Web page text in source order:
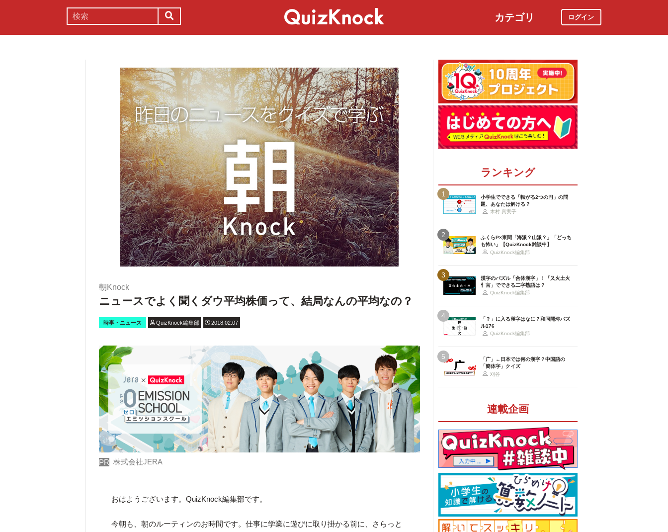
カテゴリ ログイン
朝Knock
ニュースでよく聞くダウ平均株価って、結局なんの平均なの？
時事・ニュース QuizKnock編集部 2018.02.07
PR 株式会社JERA
おはようございます。QuizKnock編集部です。
今朝も、朝のルーティンのお時間です。仕事に学業に遊びに取り掛かる前に、さらっと
ランキング
1
小学生でできる「転がる2つの円」の問
題、あなたは解ける？
木村 真実子
2
ふくらP×東問「海派？山派？」「どっち
も怖い」【QuizKnock雑談中】
QuizKnock編集部
3
漢字のパズル「合体漢字」！「又火土火
忄言」でできる二字熟語は？
QuizKnock編集部
4
「？」に入る漢字はなに？和同開珎パズ
ル176
QuizKnock編集部
5
「广」←日本では何の漢字？中国語の
「簡体字」クイズ
刈谷
連載企画